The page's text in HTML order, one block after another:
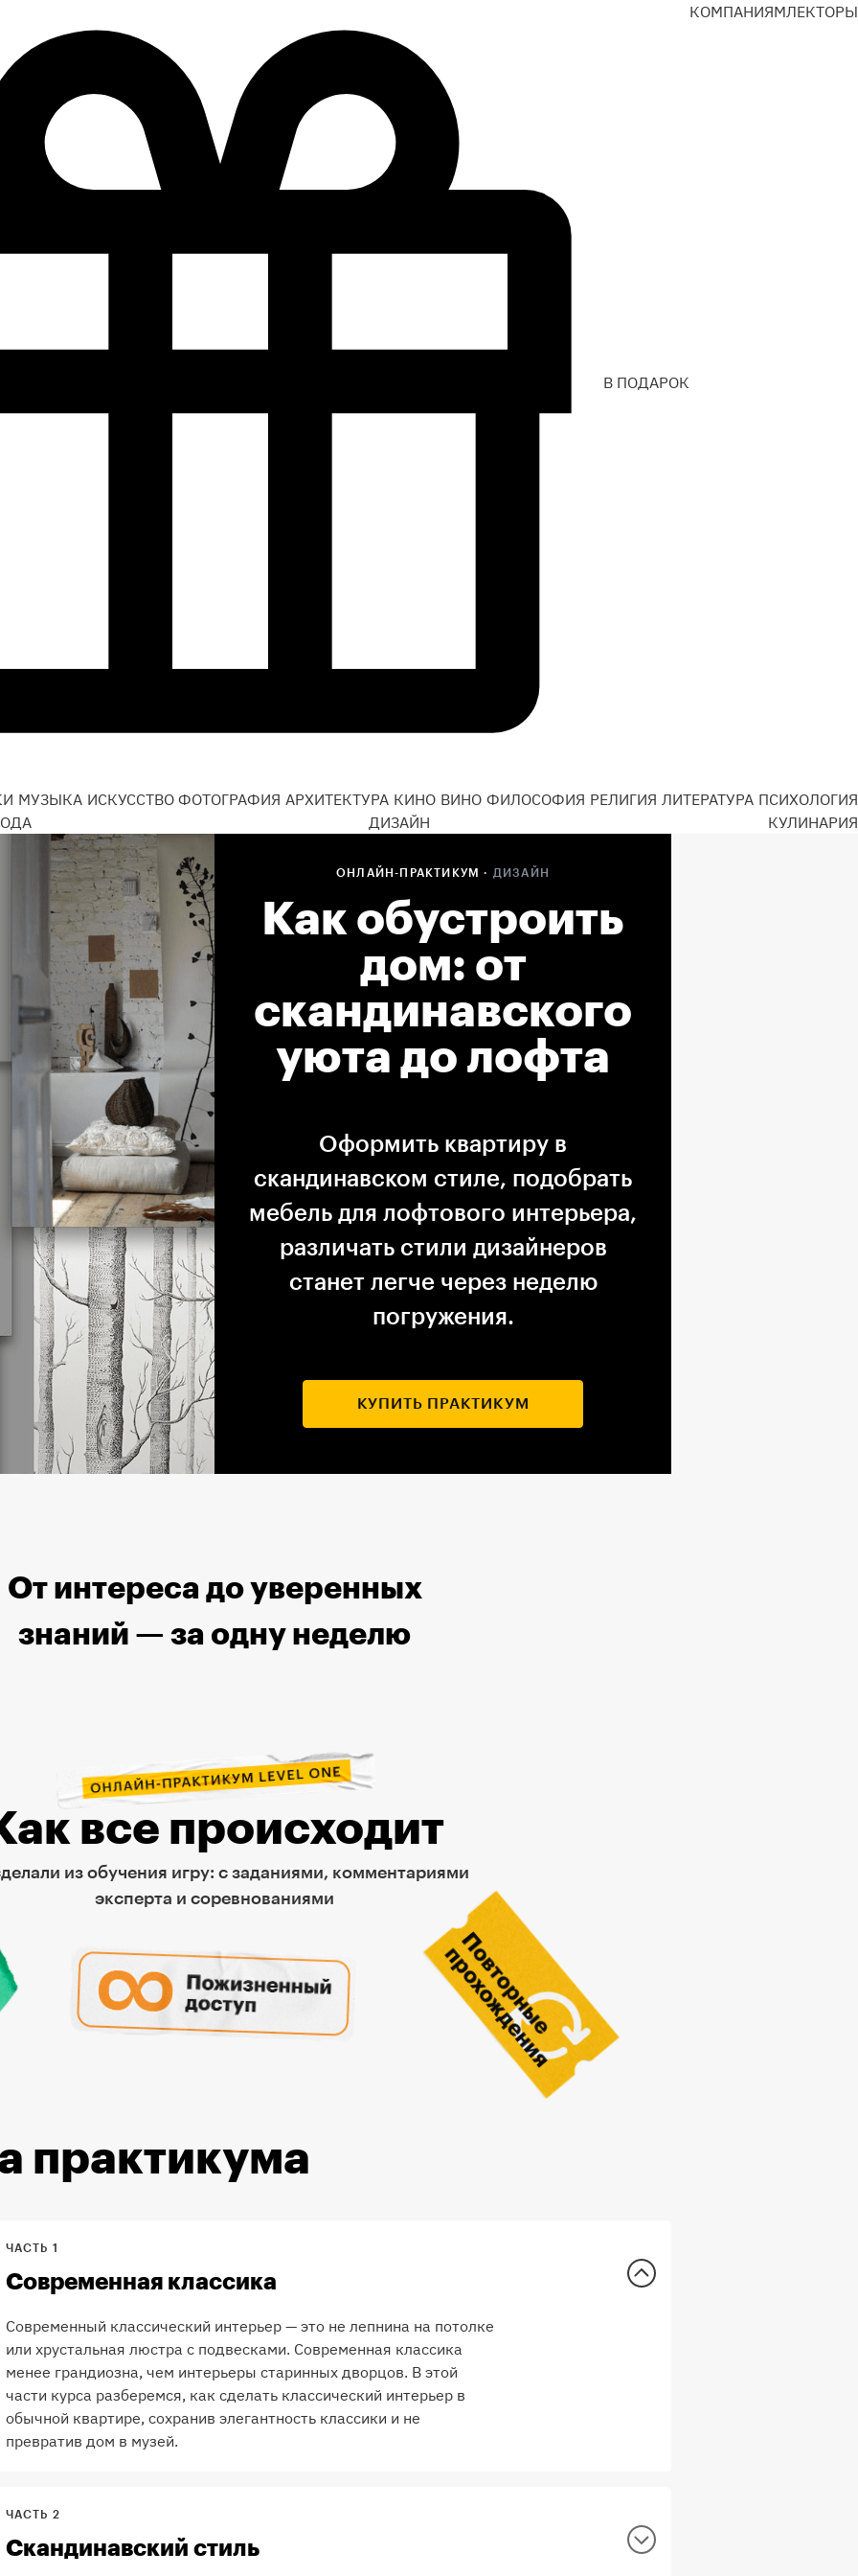
В ПОДАРОК
КОМПАНИЯМЛЕКТОРЫ
МУЗЫКА ИСКУССТВО ФОТОГРАФИЯ АРХИТЕКТУРА КИНО ВИНО ФИЛОСОФИЯ РЕЛИГИЯ ЛИТЕРАТУРА ПСИХОЛОГИЯ
ДИЗАЙН КУЛИНАРИЯ
ОНЛАЙН-ПРАКТИКУМ · ДИЗАЙН
Как обустроить
дом: от
скандинавского
уюта до лофта
Оформить квартиру в
скандинавском стиле, подобрать
мебель для лофтового интерьера,
различать стили дизайнеров
станет легче через неделю
погружения.
КУПИТЬ ПРАКТИКУМ
От интереса до уверенных
знаний — за одну неделю
все происходит
из обучения игру: с заданиями, комментариями
эксперта и соревнованиями
практикума
ЧАСТЬ 1
Современная классика
Современный классический интерьер — это не лепнина на потолке
или хрустальная люстра с подвесками. Современная классика
менее грандиозна, чем интерьеры старинных дворцов. В этой
части курса разберемся, как сделать классический интерьер в
обычной квартире, сохранив элегантность классики и не
превратив дом в музей.
ЧАСТЬ 2
Скандинавский стиль